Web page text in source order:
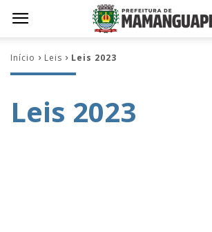
Início Leis Leis 2023
Leis 2023